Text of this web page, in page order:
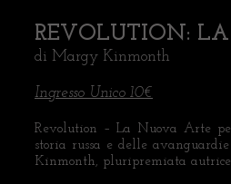
REVOLUTION:
di Margy Kinmonth
Ingresso Unico 10€
Revolution – La Nuova Arte
storia russa e delle
Kinmonth, pluripremiata autrice